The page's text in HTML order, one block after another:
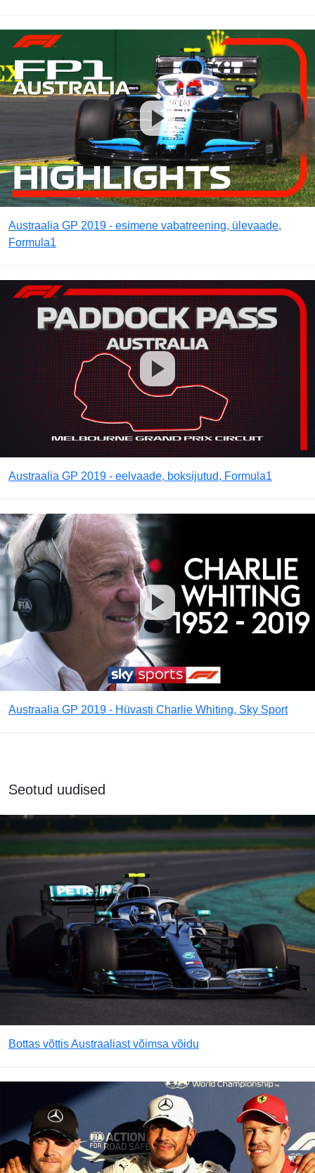
Austraalia GP 2019 - esimene vabatreening, ülevaade,
Formula1
Austraalia GP 2019 - eelvaade, boksijutud, Formula1
Austraalia GP 2019 - Hüvasti Charlie Whiting, Sky Sport
Seotud uudised
Bottas võttis Austraaliast võimsa võidu